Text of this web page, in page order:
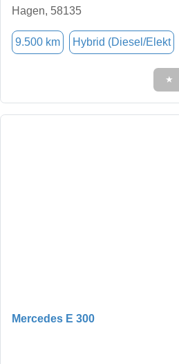
Hagen, 58135
9.500 km Hybrid (Diesel/Elekt
★
Mercedes E 300